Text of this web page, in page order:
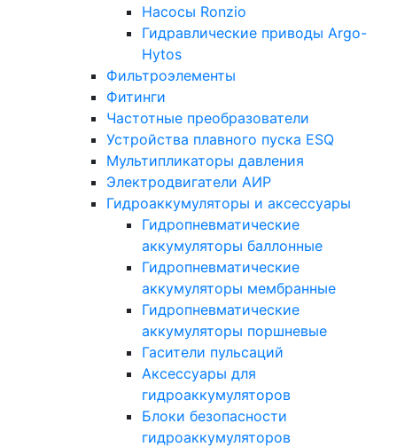
Насосы Ronzio
Гидравлические приводы Argo-
Hytos
Фильтроэлементы
Фитинги
Частотные преобразователи
Устройства плавного пуска ESQ
Мультипликаторы давления
Электродвигатели АИР
Гидроаккумуляторы и аксессуары
Гидропневматические
аккумуляторы баллонные
Гидропневматические
аккумуляторы мембранные
Гидропневматические
аккумуляторы поршневые
Гасители пульсаций
Аксессуары для
гидроаккумуляторов
Блоки безопасности
гидроаккумуляторов